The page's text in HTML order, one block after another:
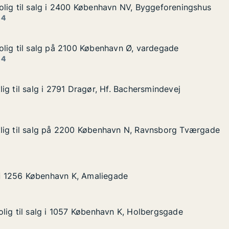
NV, Byggeforeningshus
2400 København NV, Byggeforeningshus
til salg i 2400 København NV, Byggeforeningshus
til salg i 2400 København NV, Byggeforeningshus
Ø, vardegade
2100 København Ø, vardegade
til salg på 2100 København Ø, vardegade
til salg på 2100 København Ø, vardegade
Dragør, Hf. Bachersmindevej
til salg i 2791 Dragør, Hf. Bachersmindevej
til salg i 2791 Dragør, Hf. Bachersmindevej
N, Ravnsborg Tværgade
2200 København N, Ravnsborg Tværgade
til salg på 2200 København N, Ravnsborg Tværgade
til salg på 2200 København N, Ravnsborg Tværgade
K, Amaliegade
København K, Amaliegade
København K, Amaliegade
Holbergsgade
1057 København K, Holbergsgade
til salg i 1057 København K, Holbergsgade
til salg i 1057 København K, Holbergsgade